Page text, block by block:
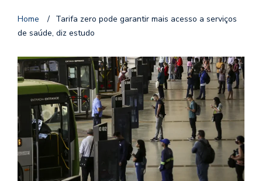
Home / Tarifa zero pode garantir mais acesso a serviços
de saúde, diz estudo